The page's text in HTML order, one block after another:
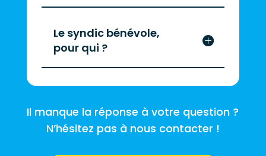
Le syndic bénévole,
pour qui ?
Il manque la réponse à votre question ?
N’hésitez pas à nous contacter !